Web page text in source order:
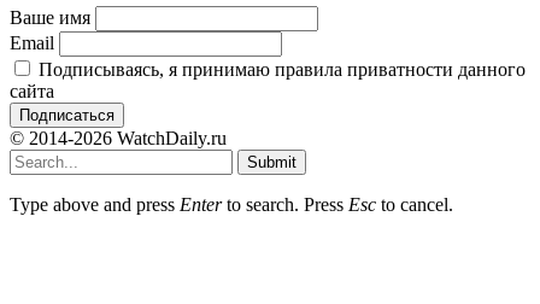
Ваше имя
Email
Подписываясь, я принимаю правила приватности данного
сайта
© 2014-2026 WatchDaily.ru
Submit
Type above and press Enterto search. Press Esc to cancel.